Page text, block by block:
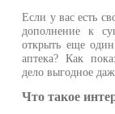
Если у вас есть
дополнение к
открыть еще
аптека? Как
дело выгодное
Что такое